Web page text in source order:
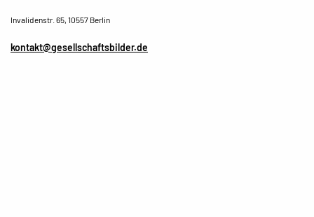
Invalidenstr. 65, 10557 Berlin
kontakt@gesellschaftsbilder.de